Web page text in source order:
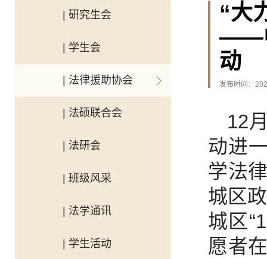
| 研究生会
| 学生会
| 法律援助协会
| 法硕联合会
| 法研会
| 班级风采
| 法学通讯
| 学生活动
“大
——
动
发布时间：
12
动进
学法
城区
城区
愿者